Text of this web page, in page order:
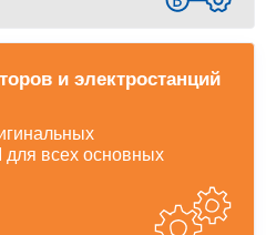
и электростанций
всех основных